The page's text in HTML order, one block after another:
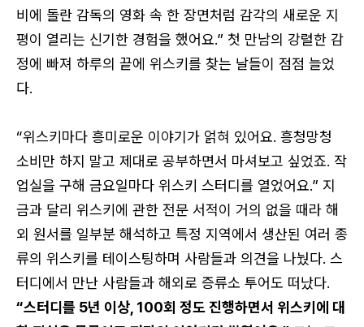
비에 돌란 감독의 영화 속 한 장면처럼 감각의 새로운 지
평이 열리는 신기한 경험을 했어요.” 첫 만남의 강렬한 감
정에 빠져 하루의 끝에 위스키를 찾는 날들이 점점 늘었
다.
“위스키마다 흥미로운 이야기가 얽혀 있어요. 흥청망청
소비만 하지 말고 제대로 공부하면서 마셔보고 싶었죠. 작
업실을 구해 금요일마다 위스키 스터디를 열었어요.” 지
금과 달리 위스키에 관한 전문 서적이 거의 없을 때라 해
외 원서를 일부분 해석하고 특정 지역에서 생산된 여러 종
류의 위스키를 테이스팅하며 사람들과 의견을 나눴다. 스
터디에서 만난 사람들과 해외로 증류소 투어도 떠났다.
“스터디를 5년 이상, 100회 정도 진행하면서 위스키에 대